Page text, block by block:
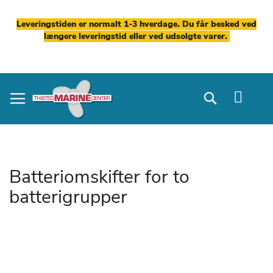
Leveringstiden er normalt 1-3 hverdage. Du får besked ved
længere leveringstid eller ved udsolgte varer.
to
Content
Search
Batteriomskifter for to
batterigrupper